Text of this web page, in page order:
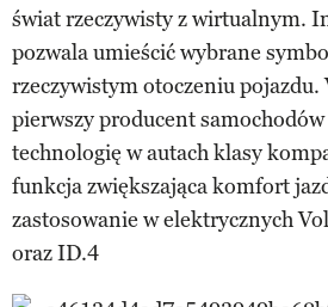
świat rzeczywisty z wirtualnym.
pozwala umieścić wybrane
rzeczywistym otoczeniu pojazdu.
pierwszy producent
technologię w autach klasy
funkcja zwiększająca komfort
zastosowanie w elektrycznych
oraz ID.4